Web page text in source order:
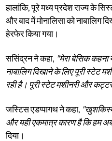
हालांकि, पूरे मध्य प्रदेश राज्य के
और बाद में मोनालिसा को नाबालिग
हेरफेर किया गया।
ससिंद्रन ने कहा, "मेरा बेसिक कहना
नाबालिग दिखाने के लिए पूरी स्टेट
रही है। पूरी स्टेट मशीनरी और
जस्टिस एडप्पागथ ने कहा,
और यही एकमात्र कारण है कि हम
दिया।